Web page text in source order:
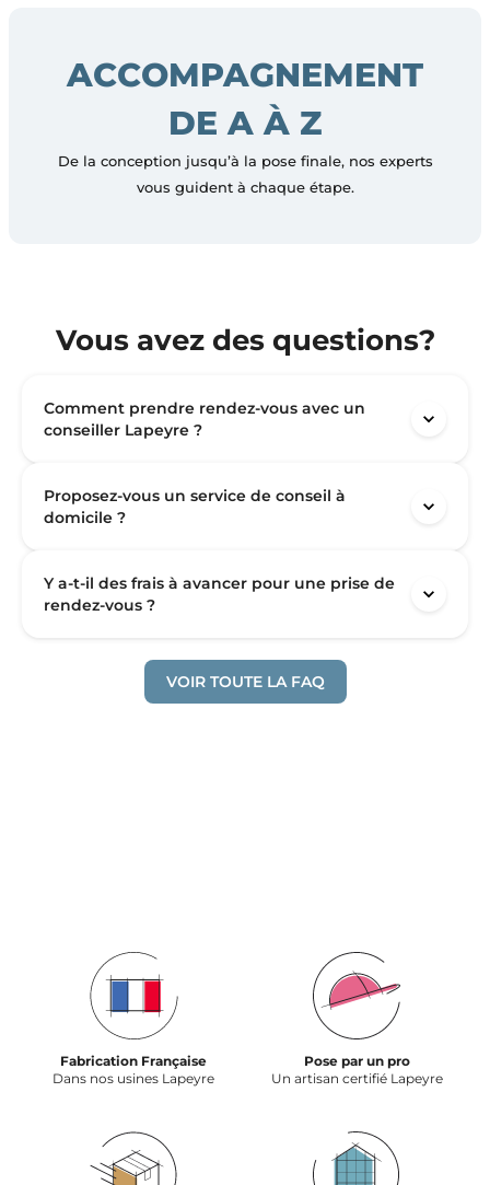
ACCOMPAGNEMENT
DE A À Z
De la conception jusqu’à la pose finale, nos experts
vous guident à chaque étape.
Vous avez des questions?
Comment prendre rendez-vous avec un
conseiller Lapeyre ?
Proposez-vous un service de conseil à
domicile ?
Y a-t-il des frais à avancer pour une prise de
rendez-vous ?
VOIR TOUTE LA FAQ
Fabrication Française
Dans nos usines Lapeyre
Pose par un pro
Un artisan certifié Lapeyre